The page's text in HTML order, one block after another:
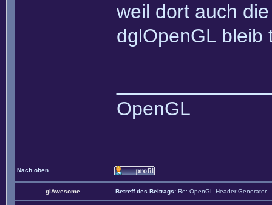
weil dort auch
dglOpenGL bleib
OpenGL
Nach oben
glAwesome Betreff des Beitrags: Re: OpenGL Header Generator